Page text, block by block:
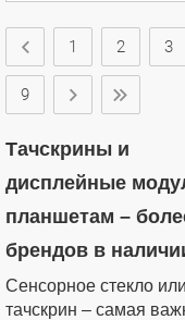
1 2 3
9
Тачскрины и
дисплейные
планшетам –
брендов в
Сенсорное стекло или
тачскрин – самая